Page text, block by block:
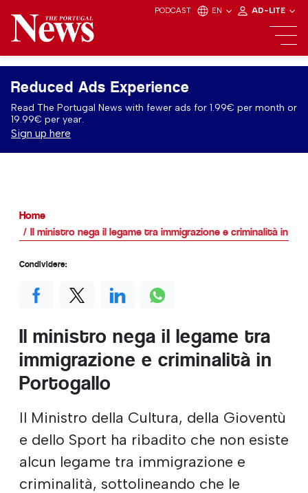
PODCAST EN AD-LITE
Reduced Ads Experience
Read The Portugal News with fewer ads for 1.99€ per month or
19.99€ per year.
Sign up here
Home
Il ministro nega il legame tra immigrazione e criminalità in
Il ministro nega il legame tra
immigrazione e criminalità in
Portogallo
Il Ministro della Cultura, della Gioventù
e dello Sport ha ribadito che non esiste
alcun legame tra immigrazione e
criminalità, sottolineando che le
Condividere: